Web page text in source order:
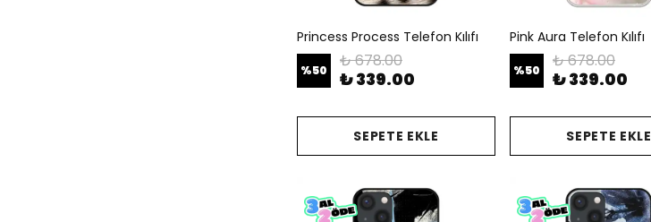
Princess Process Telefon Kılıfı
%50 ₺ 678.00
₺ 339.00
SEPETE EKLE
Pink Aura Telefon Kılıfı
%50 ₺ 678.00
₺ 339.00
SEPETE EKLE